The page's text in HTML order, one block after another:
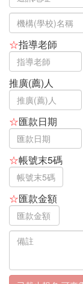
-
-
-
-
-
-
-
-
-
-
-
-
-
-
-
☆指導老師
推廣(薦)人
☆匯款日期
☆帳號末5碼
☆匯款金額